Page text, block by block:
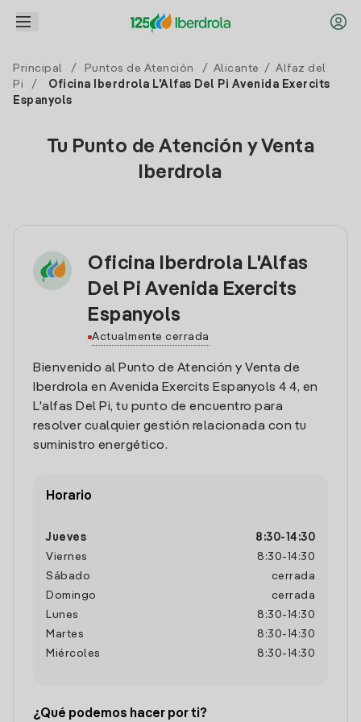
Principal / Puntos de Atención / Alicante / Alfaz del
Pi
/
Oficina Iberdrola L'Alfas Del Pi Avenida Exercits
Espanyols
Tu Punto de Atención y Venta
Iberdrola
Oficina Iberdrola L'Alfas
Del Pi Avenida Exercits
Espanyols
Actualmente cerrada
Bienvenido al Punto de Atención y Venta de
Iberdrola en Avenida Exercits Espanyols 4 4, en
L'alfas Del Pi, tu punto de encuentro para
resolver cualquier gestión relacionada con tu
suministro energético.
Horario
Jueves 8:30- 14:30
Viernes
8:30- 14:30
Sábado
cerrada
Domingo
cerrada
Lunes
8:30- 14:30
Martes
8:30- 14:30
Miércoles
8:30- 14:30
¿Qué podemos hacer por ti?